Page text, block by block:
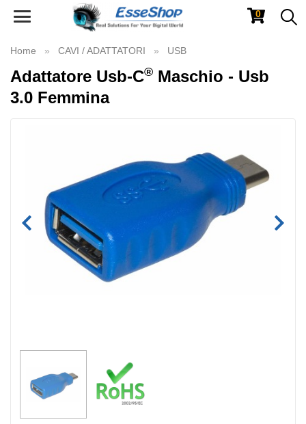
Toggle
0
Home CAVI / ADATTATORI USB
Adattatore Usb-C® Maschio - Usb
3.0 Femmina